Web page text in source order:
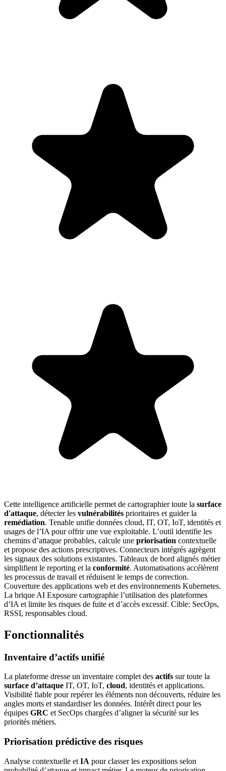
Cette intelligence artificielle permet de cartographier toute la surface
d'attaque, détecter les vulnérabilités prioritaires et guider la
remédiation. Tenable unifie données cloud, IT, OT, IoT, identités et
usages de l’IA pour offrir une vue exploitable. L’outil identifie les
chemins d’attaque probables, calcule une priorisation contextuelle
et propose des actions prescriptives. Connecteurs intégrés agrègent
les signaux des solutions existantes. Tableaux de bord alignés métier
simplifient le reporting et la conformité. Automatisations accélèrent
les processus de travail et réduisent le temps de correction.
Couverture des applications web et des environnements Kubernetes.
La brique AI Exposure cartographie l’utilisation des plateformes
d’IA et limite les risques de fuite et d’accès excessif. Cible: SecOps,
RSSI, responsables cloud.
Fonctionnalités
Inventaire d’actifs unifié
La plateforme dresse un inventaire complet des actifs sur toute la
surface d’attaque IT, OT, IoT, cloud, identités et applications.
Visibilité fiable pour repérer les éléments non découverts, réduire les
angles morts et standardiser les données. Intérêt direct pour les
équipes GRC et SecOps chargées d’aligner la sécurité sur les
priorités métiers.
Priorisation prédictive des risques
Analyse contextuelle et IA pour classer les expositions selon